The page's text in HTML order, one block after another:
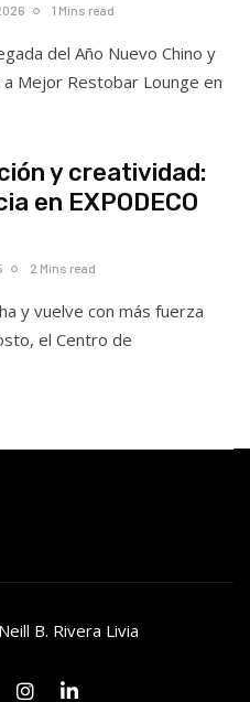
1 Mins read
del Año Nuevo Chino y
Mejor Restobar Lounge en
y creatividad:
en EXPODECO
2 Mins read
y vuelve con más fuerza
el Centro de
Neill B. Rivera Livia